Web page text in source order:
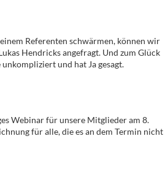
Referenten schwärmen, können wir
Hendricks angefragt. Und zum Glück
und hat Ja gesagt.
Webinar für unsere Mitglieder am 8.
für alle, die es an dem Termin nicht